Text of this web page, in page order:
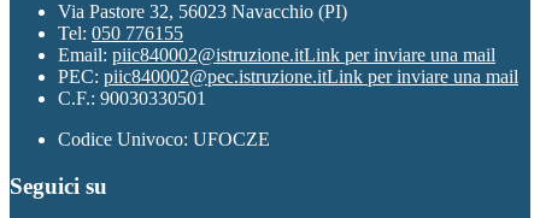
Via Pastore 32, 56023 Navacchio (PI)
Tel: 050 776155
Email: piic840002@istruzione.itLink per inviare una mail
PEC: piic840002@pec.istruzione.itLink per inviare una mail
C.F.: 90030330501
Codice Univoco: UFOCZE
Seguici su